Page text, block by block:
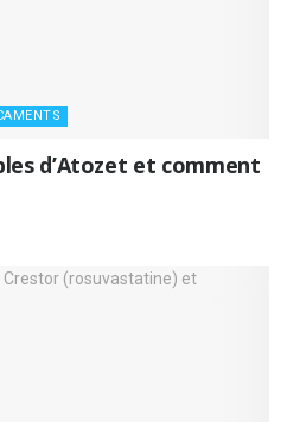
d’Atozet et comment